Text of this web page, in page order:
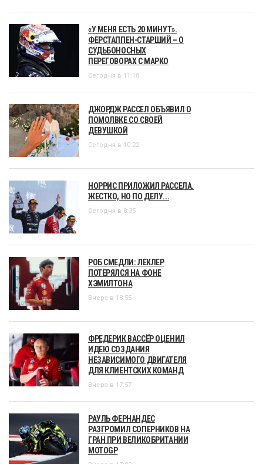
«У МЕНЯ ЕСТЬ 20 МИНУТ».
ФЕРСТАППЕН-СТАРШИЙ – О
СУДЬБОНОСНЫХ
ПЕРЕГОВОРАХ С МАРКО
Сегодня в 11:18
ДЖОРДЖ РАССЕЛ ОБЪЯВИЛ О
ПОМОЛВКЕ СО СВОЕЙ
ДЕВУШКОЙ
Сегодня в 10:22
НОРРИС ПРИЛОЖИЛ РАССЕЛА.
ЖЕСТКО, НО ПО ДЕЛУ...
Сегодня в 8:35
РОБ СМЕДЛИ: ЛЕКЛЕР
ПОТЕРЯЛСЯ НА ФОНЕ
ХЭМИЛТОНА
Вчера в 18:55
ФРЕДЕРИК ВАССЁР ОЦЕНИЛ
ИДЕЮ СОЗДАНИЯ
НЕЗАВИСИМОГО ДВИГАТЕЛЯ
ДЛЯ КЛИЕНТСКИХ КОМАНД
Вчера в 17:57
РАУЛЬ ФЕРНАНДЕС
РАЗГРОМИЛ СОПЕРНИКОВ НА
ГРАН ПРИ ВЕЛИКОБРИТАНИИ
MOTOGP